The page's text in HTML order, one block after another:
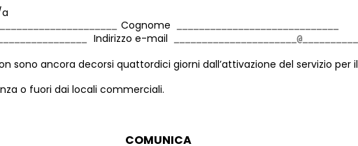
Cognome
Indirizzo e-mail
sono ancora decorsi quattordici giorni dall’attivazione del servizio per il
o fuori dai locali commerciali.
COMUNICA